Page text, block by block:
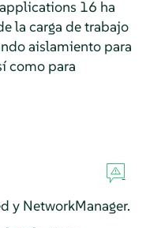
16 ha
la carga de trabajo
aislamiento para
como para
y NetworkManager.